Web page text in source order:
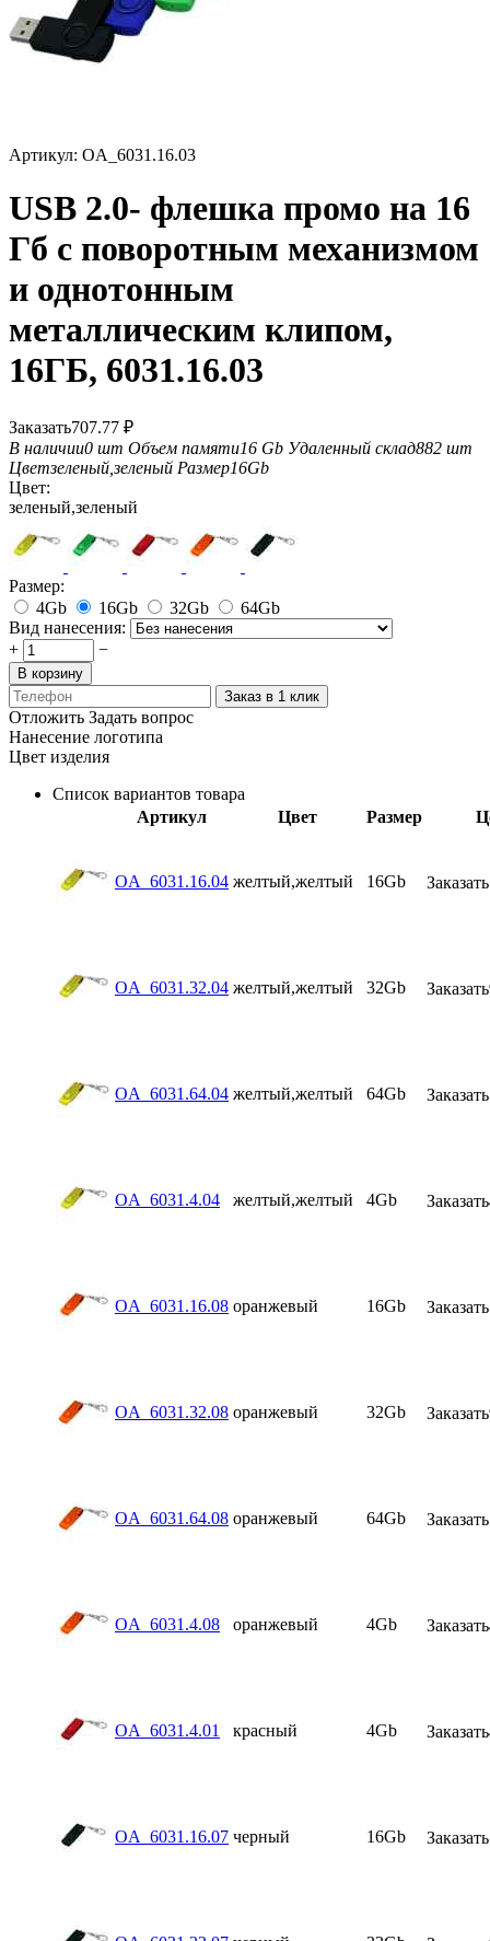
Артикул: OA_6031.16.03
USB 2.0- флешка промо на 16
Гб с поворотным механизмом
и однотонным
металлическим клипом,
16ГБ, 6031.16.03
Заказать707.77 ₽
В наличии0 шт Объем памяти16 Gb Удаленный склад882 шт
Цветзеленый,зеленый Размер16Gb
Цвет:
зеленый,зеленый
Размер:
4Gb
16Gb 32Gb
64Gb
Вид нанесения:
+
−
В корзину
Заказ в 1 клик
Отложить Задать вопрос
Нанесение логотипа
Цвет изделия
Список вариантов товара
Артикул
Цвет Размер
OA_6031.16.04 желтый,желтый 16Gb Заказать
OA_6031.32.04 желтый,желтый 32Gb Заказать
OA_6031.64.04 желтый,желтый 64Gb Заказать
OA_6031.4.04 желтый,желтый 4Gb Заказать
OA_6031.16.08 оранжевый 16Gb Заказать
OA_6031.32.08 оранжевый 32Gb Заказать
OA_6031.64.08 оранжевый 64Gb Заказать
OA_6031.4.08 оранжевый 4Gb Заказать
OA_6031.4.01 красный 4Gb Заказать
OA_6031.16.07 черный 16Gb Заказать